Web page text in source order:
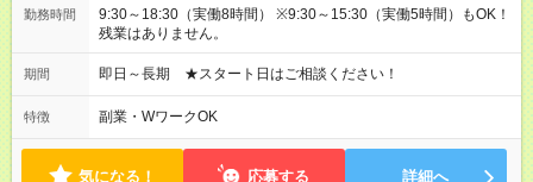
勤務時間
9:30～18:30（実働8時間） ※9:30～15:30（実働5時間）もOK！
残業はありません。
期間 即日～長期 ★スタート日はご相談ください！
特徴 副業・WワークOK
気になる！ 応募する 詳細へ